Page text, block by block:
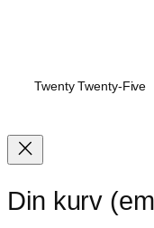
Twenty Twenty-Five
Din kurv